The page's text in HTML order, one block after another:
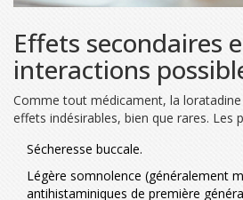
Effets secondaires
interactions
Comme tout médicament, la
effets indésirables, bien que rares. Les
Sécheresse buccale.
Légère somnolence (généralement
antihistaminiques de première